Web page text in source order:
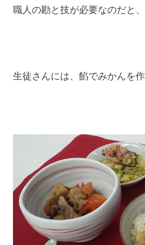
職人の勘と技が必要なのだと、
生徒さんには、餡でみかんを